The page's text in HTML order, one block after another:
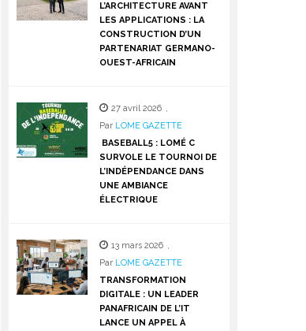
L’ARCHITECTURE AVANT
LES APPLICATIONS : LA
CONSTRUCTION D’UN
PARTENARIAT GERMANO-
OUEST-AFRICAIN
27 avril 2026 ,
Par LOME GAZETTE
BASEBALL5 : LOMÉ C
SURVOLE LE TOURNOI DE
L’INDÉPENDANCE DANS
UNE AMBIANCE
ÉLECTRIQUE
13 mars 2026 ,
Par LOME GAZETTE
TRANSFORMATION
DIGITALE : UN LEADER
PANAFRICAIN DE L’IT
LANCE UN APPEL À